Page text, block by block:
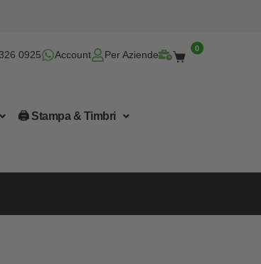
0925 Account Per Aziende
0
🖨 Stampa & Timbri